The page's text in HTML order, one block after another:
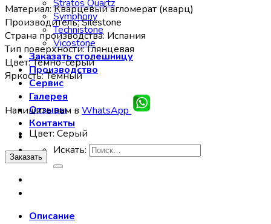
Stratos Quartz
Symphony
Technistone
Vicostone
Заказать столешницу
Производство
Сервис
Галерея
Отзывы
Контакты
Искать:
Материал: Кварцевый агломерат (кварц)
Производитель: Silestone
Страна производства: Испания
Тип поверхности: Глянцевая
Цвет: Темно-серый
Яркость: Темный
Напишите нам в WhatsApp
Цвет: Серый
Заказать
Описание